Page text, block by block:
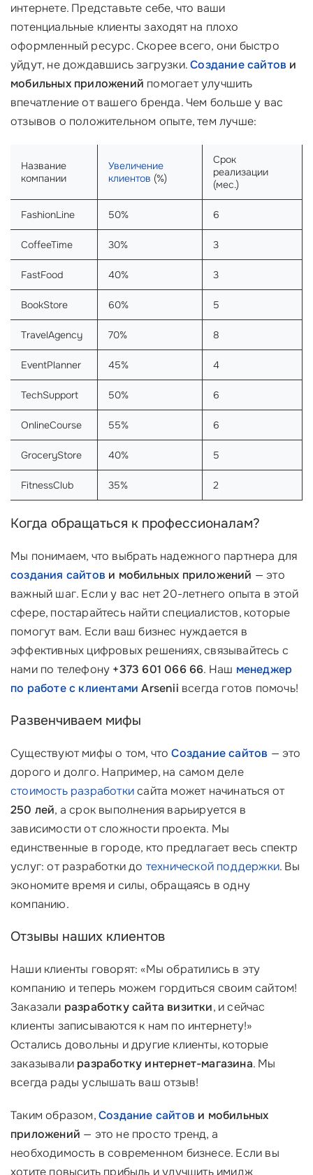
интернете. Представьте себе, что ваши
потенциальные клиенты заходят на плохо
оформленный ресурс. Скорее всего, они быстро
уйдут, не дождавшись загрузки.Создание сайтов и
мобильных приложений помогает улучшить
впечатление от вашего бренда. Чем больше у вас
отзывов о положительном опыте, тем лучше:
Название
компании
Увеличение
клиентов (%)
Срок
реализации
(мес.)
FashionLine 50% 6
CoffeeTime 30% 3
FastFood 40% 3
BookStore 60% 5
TravelAgency 70% 8
EventPlanner 45% 4
TechSupport 50% 6
OnlineCourse 55% 6
GroceryStore 40% 5
FitnessClub 35% 2
Когда обращаться к профессионалам?
Мы понимаем, что выбрать надежного партнера для
создания сайтов и мобильных приложений — это
важный шаг. Если у вас нет 20-летнего опыта в этой
сфере, постарайтесь найти специалистов, которые
помогут вам. Если ваш бизнес нуждается в
эффективных цифровых решениях, связывайтесь с
нами по телефону +373 601 066 66. Наш менеджер
по работе с клиентами Arsenii всегда готов помочь!
Развенчиваем мифы
Существуют мифы о том, чтоСоздание сайтов — это
дорого и долго. Например, на самом деле
стоимость разработкисайта может начинаться от
250 лей, а срок выполнения варьируется в
зависимости от сложности проекта. Мы
единственные в городе, кто предлагает весь спектр
услуг: от разработки до технической поддержки. Вы
экономите время и силы, обращаясь в одну
компанию.
Отзывы наших клиентов
Наши клиенты говорят:«Мы обратились в эту
компанию и теперь можем гордиться своим сайтом!
Заказали разработку сайта визитки, и сейчас
клиенты записываются к нам по интернету!»
Остались довольны и другие клиенты, которые
заказывали разработку интернет-магазина. Мы
всегда рады услышать ваш отзыв!
Таким образом,Создание сайтов и мобильных
приложений — это не просто тренд, а
необходимость в современном бизнесе. Если вы
хотите повысить прибыль и улучшить имидж